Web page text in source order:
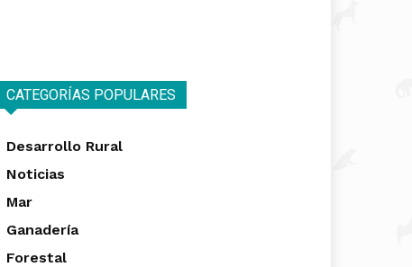
CATEGORÍAS POPULARES
Desarrollo Rural
Noticias
Mar
Ganadería
Forestal